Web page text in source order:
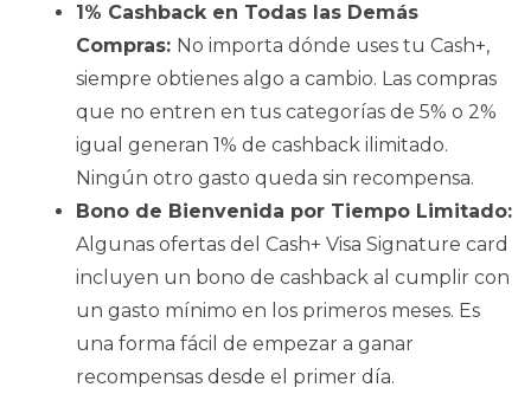
1% Cashback en Todas las Demás
Compras: No importa dónde uses tu Cash+,
siempre obtienes algo a cambio. Las compras
que no entren en tus categorías de 5% o 2%
igual generan 1% de cashback ilimitado.
Ningún otro gasto queda sin recompensa.
Bono de Bienvenida por Tiempo Limitado:
Algunas ofertas del Cash+ Visa Signature card
incluyen un bono de cashback al cumplir con
un gasto mínimo en los primeros meses. Es
una forma fácil de empezar a ganar
recompensas desde el primer día.